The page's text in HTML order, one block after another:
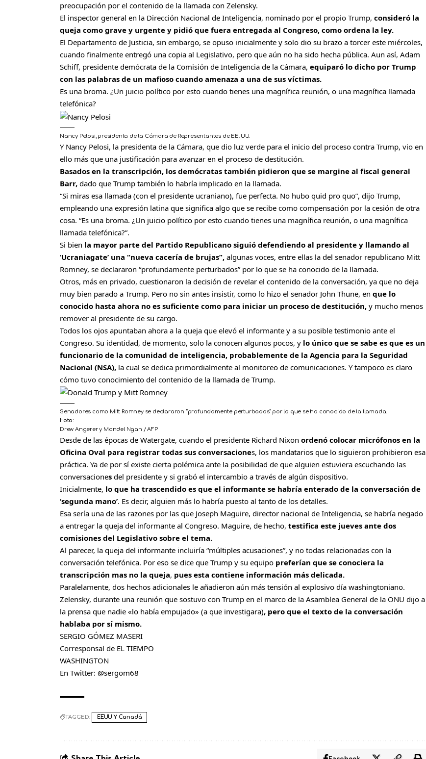
preocupación por el contenido de la llamada con Zelensky.
El inspector general en la Dirección Nacional de Inteligencia, nominado por el propio Trump, consideró la
queja como grave y urgente y pidió que fuera entregada al Congreso, como ordena la ley.
El Departamento de Justicia, sin embargo, se opuso inicialmente y solo dio su brazo a torcer este miércoles,
cuando finalmente entregó una copia al Legislativo, pero que aún no ha sido hecha pública. Aun así, Adam
Schiff, presidente demócrata de la Comisión de Inteligencia de la Cámara, equiparó lo dicho por Trump
con las palabras de un mafioso cuando amenaza a una de sus víctimas.
Es una broma. ¿Un juicio político por esto cuando tienes una magnífica reunión, o una magnífica llamada
telefónica?
Nancy Pelosi, presidenta de la Cámara de Representantes de EE. UU.
Y Nancy Pelosi, la presidenta de la Cámara, que dio luz verde para el inicio del proceso contra Trump, vio en
ello más que una justificación para avanzar en el proceso de destitución.
Basados en la transcripción, los demócratas también pidieron que se margine al fiscal general
Barr, dado que Trump también lo habría implicado en la llamada.
“Si miras esa llamada (con el presidente ucraniano), fue perfecta. No hubo quid pro quo”, dijo Trump,
empleando una expresión latina que significa algo que se recibe como compensación por la cesión de otra
cosa. “Es una broma. ¿Un juicio político por esto cuando tienes una magnífica reunión, o una magnífica
llamada telefónica?”.
Si bien la mayor parte del Partido Republicano siguió defendiendo al presidente y llamando al
‘Ucraniagate’ una “nueva cacería de brujas”, algunas voces, entre ellas la del senador republicano Mitt
Romney, se declararon “profundamente perturbados” por lo que se ha conocido de la llamada.
Otros, más en privado, cuestionaron la decisión de revelar el contenido de la conversación, ya que no deja
muy bien parado a Trump. Pero no sin antes insistir, como lo hizo el senador John Thune, en que lo
conocido hasta ahora no es suficiente como para iniciar un proceso de destitución, y mucho menos
remover al presidente de su cargo.
Todos los ojos apuntaban ahora a la queja que elevó el informante y a su posible testimonio ante el
Congreso. Su identidad, de momento, solo la conocen algunos pocos, y lo único que se sabe es que es un
funcionario de la comunidad de inteligencia, probablemente de la Agencia para la Seguridad
Nacional (NSA), la cual se dedica primordialmente al monitoreo de comunicaciones. Y tampoco es claro
cómo tuvo conocimiento del contenido de la llamada de Trump.
Senadores como Mitt Romney se declararon “profundamente perturbados” por lo que se ha conocido de la llamada.
Foto:
Drew Angerer y Mandel Ngan / AFP
Desde de las épocas de Watergate, cuando el presidente Richard Nixon ordenó colocar micrófonos en la
Oficina Oval para registrar todas sus conversaciones, los mandatarios que lo siguieron prohibieron esa
práctica. Ya de por sí existe cierta polémica ante la posibilidad de que alguien estuviera escuchando las
conversaciones del presidente y si grabó el intercambio a través de algún dispositivo.
Inicialmente, lo que ha trascendido es que el informante se habría enterado de la conversación de
‘segunda mano’. Es decir, alguien más lo habría puesto al tanto de los detalles.
Esa sería una de las razones por las que Joseph Maguire, director nacional de Inteligencia, se habría negado
a entregar la queja del informante al Congreso. Maguire, de hecho, testifica este jueves ante dos
comisiones del Legislativo sobre el tema.
Al parecer, la queja del informante incluiría “múltiples acusaciones”, y no todas relacionadas con la
conversación telefónica. Por eso se dice que Trump y su equipo preferían que se conociera la
transcripción mas no la queja, pues esta contiene información más delicada.
Paralelamente, dos hechos adicionales le añadieron aún más tensión al explosivo día washingtoniano.
Zelensky, durante una reunión que sostuvo con Trump en el marco de la Asamblea General de la ONU dijo a
la prensa que nadie «lo había empujado» (a que investigara), pero que el texto de la conversación
hablaba por sí mismo.
SERGIO GÓMEZ MASERI
Corresponsal de EL TIEMPO
WASHINGTON
En Twitter: @sergom68
TAGGED: EEUU Y Canadá